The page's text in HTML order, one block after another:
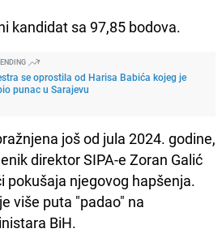
kandidat sa 97,85 bodova.
se oprostila od Harisa Babića kojeg je
punac u Sarajevu
još od jula 2024. godine,
direktor SIPA-e Zoran Galić
pokušaja njegovog hapšenja.
više puta "padao" na
BiH.